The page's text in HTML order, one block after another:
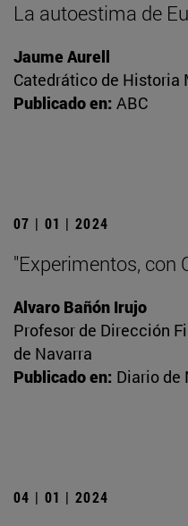
La autoestima de
Jaume Aurell
Catedrático de Historia
Publicado en: ABC
07 | 01 | 2024
"Experimentos, con
Alvaro Bañón Irujo
Profesor de Dirección
de Navarra
Publicado en: Diario de
04 | 01 | 2024